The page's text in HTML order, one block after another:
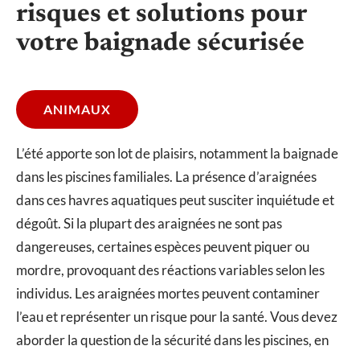
risques et solutions pour
votre baignade sécurisée
ANIMAUX
L’été apporte son lot de plaisirs, notamment la baignade
dans les piscines familiales. La présence d’araignées
dans ces havres aquatiques peut susciter inquiétude et
dégoût. Si la plupart des araignées ne sont pas
dangereuses, certaines espèces peuvent piquer ou
mordre, provoquant des réactions variables selon les
individus. Les araignées mortes peuvent contaminer
l’eau et représenter un risque pour la santé. Vous devez
aborder la question de la sécurité dans les piscines, en